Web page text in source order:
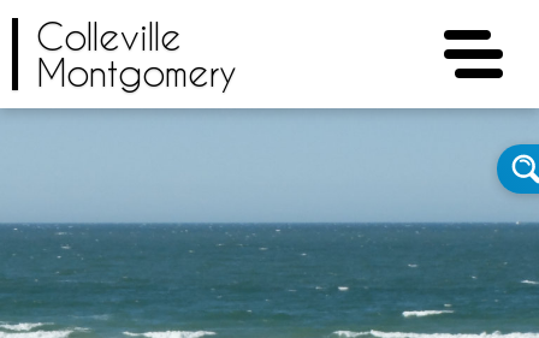
Colleville
Montgomery